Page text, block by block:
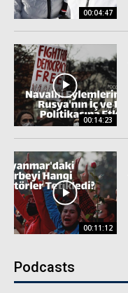
00:04:47
00:14:23
00:11:12
Podcasts